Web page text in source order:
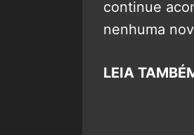
continue
nenhuma
LEIA